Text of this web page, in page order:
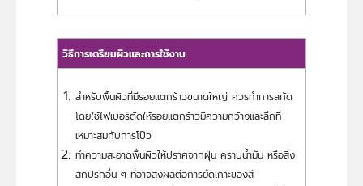
วิธีการเตรียมผิวและการใช้งาน
สำหรับพื้นผิวที่มีรอยแตกร้าวขนาดใหญ่ ควรทำการสกัด
โดยใช้ไฟเบอร์ตัดให้รอยแตกร้าวมีความกว้างและลึกที่
เหมาะสมกับการโป๊ว
ทำความสะอาดพื้นผิวให้ปราศจากฝุ่น คราบน้ำมัน หรือสิ่ง
สกปรกอื่น ๆ ที่อาจส่งผลต่อการยึดเกาะของสี